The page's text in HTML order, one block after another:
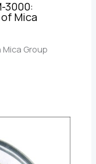
3000:
Mica
Group